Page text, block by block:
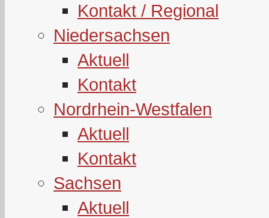
Kontakt / Regional
Niedersachsen
Aktuell
Kontakt
Nordrhein-Westfalen
Aktuell
Kontakt
Sachsen
Aktuell